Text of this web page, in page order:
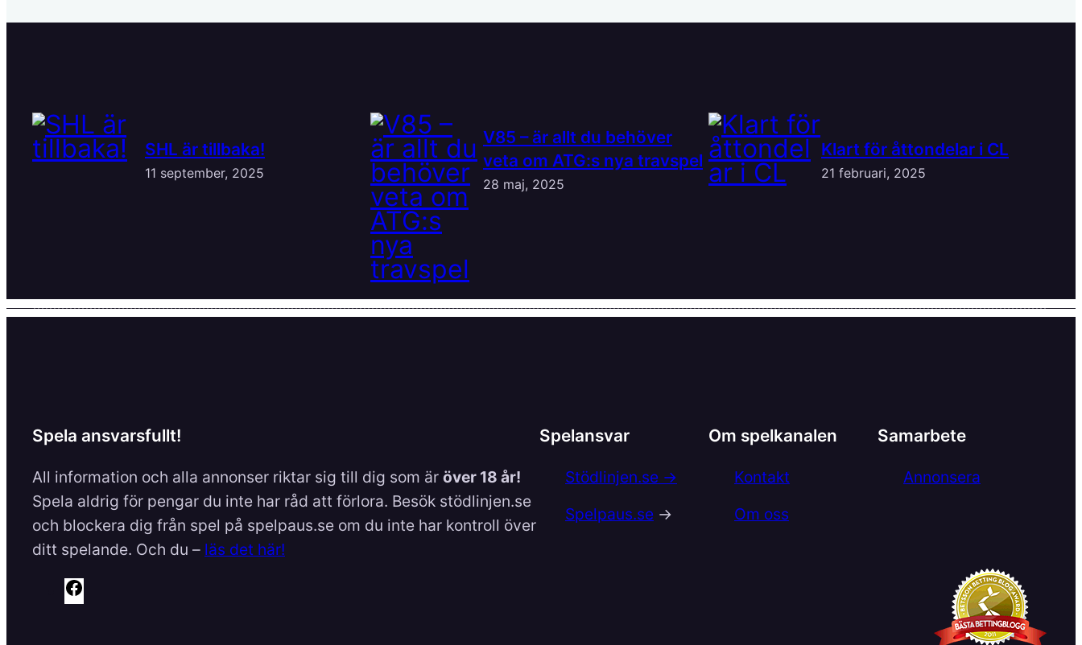
SHL är tillbaka!
11 september, 2025
V85 – är allt du behöver
veta om ATG:s nya travspel
28 maj, 2025
Klart för åttondelar i CL
21 februari, 2025
Spela ansvarsfullt!
All information och alla annonser riktar sig till dig som är över 18 år!
Spela aldrig för pengar du inte har råd att förlora. Besök stödlinjen.se
och blockera dig från spel på spelpaus.se om du inte har kontroll över
ditt spelande. Och du – läs det här!
Spelansvar
Stödlinjen.se →
Spelpaus.se →
Om spelkanalen
Kontakt
Om oss
Samarbete
Annonsera